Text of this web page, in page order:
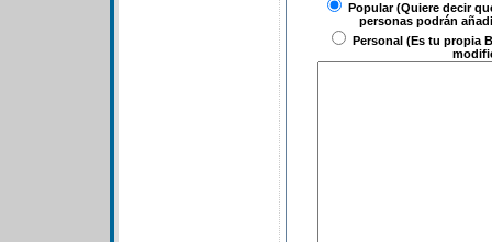
Popular(Quiere decir
personas podrán
Personal (Es tu propia